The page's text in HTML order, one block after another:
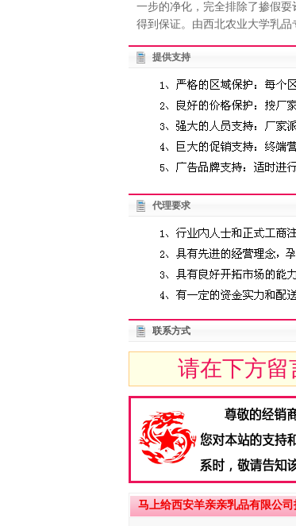
一步的净化，完全排除了掺假
得到保证。由西北农业大学乳品
提供支持
代理要求
联系方式
请在下方留
马上给西安羊亲亲乳品有限公